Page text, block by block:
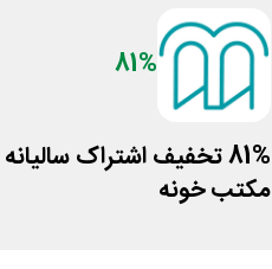
81%
81% تخفیف اشتراک سالیانه
مکتب خونه